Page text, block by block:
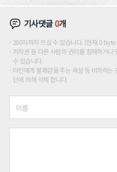
기사댓글0개
200자까지 쓰실 수 있습니다. (현재 0
저작권 등 다른 사람의 권리를 침해하거
수 있습니다.
타인에게 불쾌감을 주는 욕설 등 비하하
단에 의해 삭제 합니다.